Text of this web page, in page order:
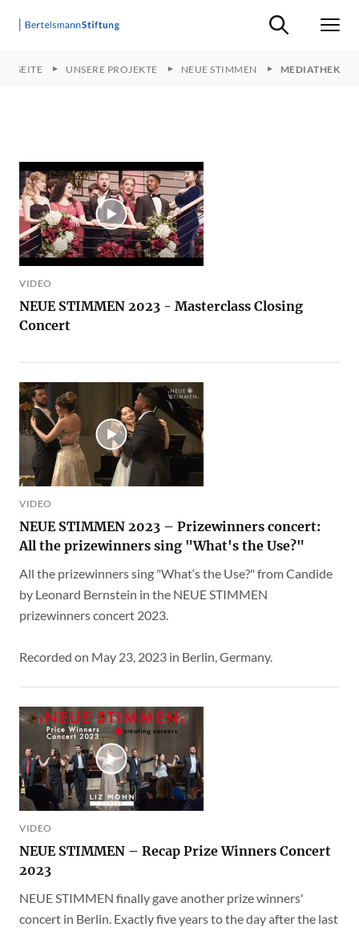
Suche ein-/
UNSERE PROJEKTE NEUE STIMMEN MEDIATHEK
VIDEO
NEUE STIMMEN 2023 - Masterclass Closing
Concert
VIDEO
NEUE STIMMEN 2023 – Prizewinners concert:
All the prizewinners sing "What's the Use?"
All the prizewinners sing "What‘s the Use?" from Candide
by Leonard Bernstein in the NEUE STIMMEN
prizewinners concert 2023.
Recorded on May 23, 2023 in Berlin, Germany.
VIDEO
NEUE STIMMEN – Recap Prize Winners Concert
2023
NEUE STIMMEN finally gave another prize winners'
concert in Berlin. Exactly five years to the day after the last